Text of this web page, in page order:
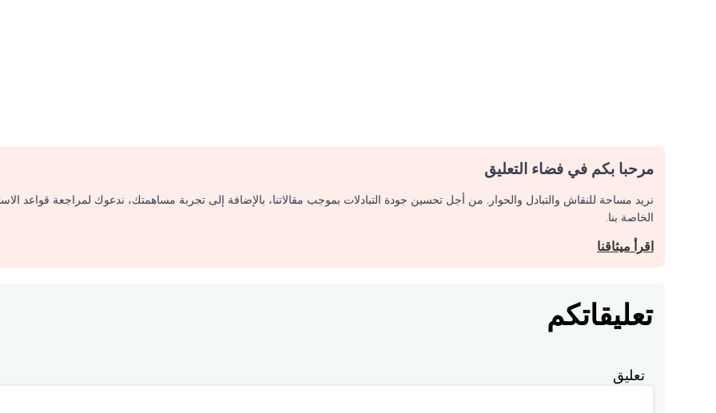
مرحبا بكم في فضاء التعليق
نريد مساحة للنقاش والتبادل والحوار. من أجل تحسين جودة التبادلات بموجب مقالاتنا، بالإضافة إلى تجربة مساهمتك، ندعوك لمراجعة قواعد
الخاصة بنا.
اقرأ ميثاقنا
تعليقاتكم
تعليق